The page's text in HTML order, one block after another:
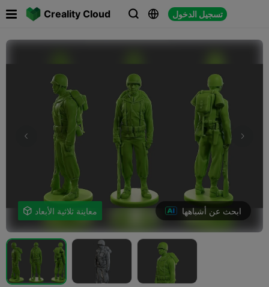
Creality Cloud   تسجيل الدخول
 
 معاينة ثلاثية الأبعاد ابحث عن أشباهها